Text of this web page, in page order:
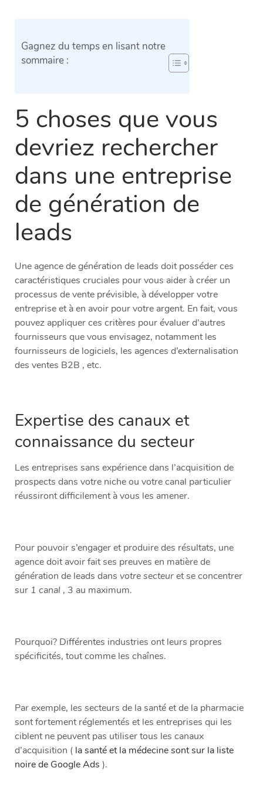
Gagnez du temps en lisant notre
sommaire :
5 choses que vous
devriez rechercher
dans une entreprise
de génération de
leads
Une agence de génération de leads doit posséder ces
caractéristiques cruciales pour vous aider à créer un
processus de vente prévisible, à développer votre
entreprise et à en avoir pour votre argent. En fait, vous
pouvez appliquer ces critères pour évaluer d’autres
fournisseurs que vous envisagez, notamment les
fournisseurs de logiciels, les agences d’externalisation
des ventes B2B , etc.
Expertise des canaux et
connaissance du secteur
Les entreprises sans expérience dans l’acquisition de
prospects dans votre niche ou votre canal particulier
réussiront difficilement à vous les amener.
Pour pouvoir s’engager et produire des résultats, une
agence doit avoir fait ses preuves en matière de
génération de leads dans votre secteuret se concentrer
sur 1 canal , 3 au maximum.
Pourquoi? Différentes industries ont leurs propres
spécificités, tout comme les chaînes.
Par exemple, les secteurs de la santé et de la pharmacie
sont fortement réglementés et les entreprises qui les
ciblent ne peuvent pas utiliser tous les canaux
d’acquisition ( la santé et la médecine sont sur la liste
noire de Google Ads ).